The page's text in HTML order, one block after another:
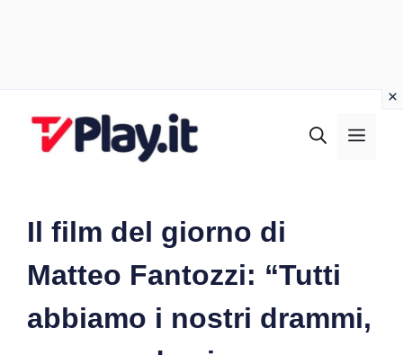
Il film del giorno di
Matteo Fantozzi: “Tutti
abbiamo i nostri drammi,